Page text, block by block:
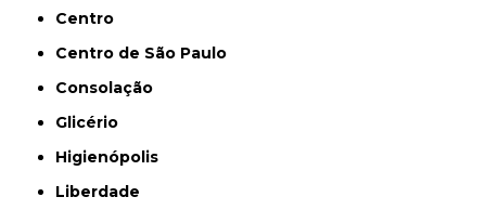
Centro
Centro de São Paulo
Consolação
Glicério
Higienópolis
Liberdade